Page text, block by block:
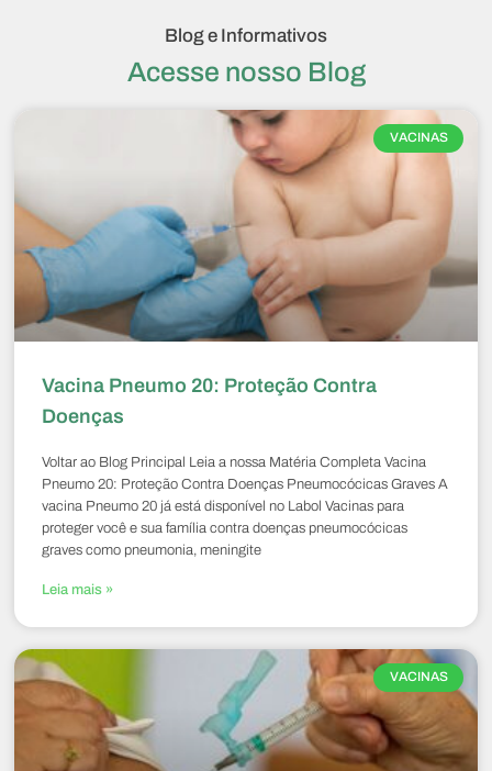
Blog e Informativos
Acesse nosso Blog
VACINAS
Vacina Pneumo 20: Proteção Contra
Doenças
Voltar ao Blog Principal Leia a nossa Matéria Completa Vacina
Pneumo 20: Proteção Contra Doenças Pneumocócicas Graves A
vacina Pneumo 20 já está disponível no Labol Vacinas para
proteger você e sua família contra doenças pneumocócicas
graves como pneumonia, meningite
Leia mais »
VACINAS